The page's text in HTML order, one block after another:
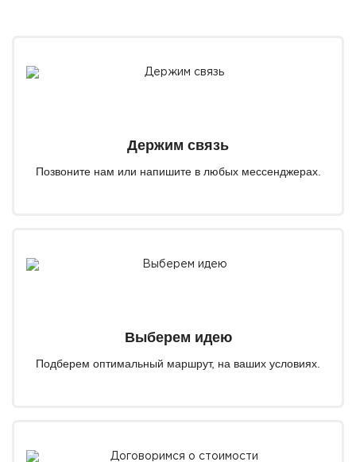
Держим связь
Позвоните нам или напишите в любых мессенджерах.
Выберем идею
Подберем оптимальный маршрут, на ваших условиях.